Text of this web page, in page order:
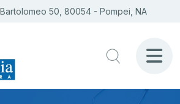
50, 80054 - Pompei, NA